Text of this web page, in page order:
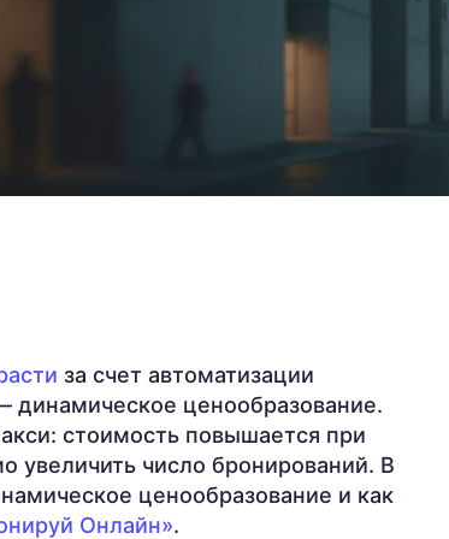
за счет автоматизации
динамическое ценообразование.
стоимость повышается при
увеличить число бронирований. В
ценообразование и как
Онлайн».